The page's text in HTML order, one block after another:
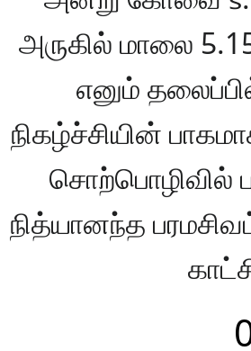
அருகில் மாலை
எனும்
நிகழ்ச்சியின்
சொற்பொழிவில்
நித்யானந்த